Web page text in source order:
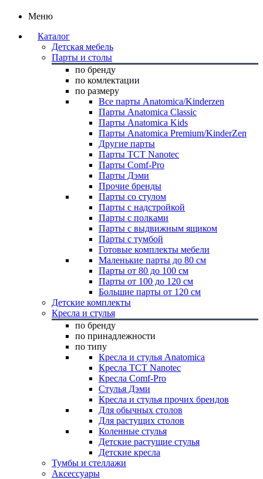
Меню
Каталог
Детская мебель
Парты и столы
по бренду
по комлектации
по размеру
Все парты Anatomica/Kinderzen
Парты Anatomica Classic
Парты Anatomica Kids
Парты Anatomica Premium/KinderZen
Другие парты
Парты TCT Nanotec
Парты Comf-Pro
Парты Дэми
Прочие бренды
Парты со стулом
Парты с надстройкой
Парты с полками
Парты с выдвижным ящиком
Парты с тумбой
Готовые комплекты мебели
Маленькие парты до 80 см
Парты от 80 до 100 см
Парты от 100 до 120 см
Большие парты от 120 см
Детские комплекты
Кресла и стулья
по бренду
по принадлежности
по типу
Кресла и стулья Anatomica
Кресла TCT Nanotec
Кресла Comf-Pro
Стулья Дэми
Кресла и стулья прочих брендов
Для обычных столов
Для растущих столов
Коленные стулья
Детские растущие стулья
Детские кресла
Тумбы и стеллажи
Аксессуары